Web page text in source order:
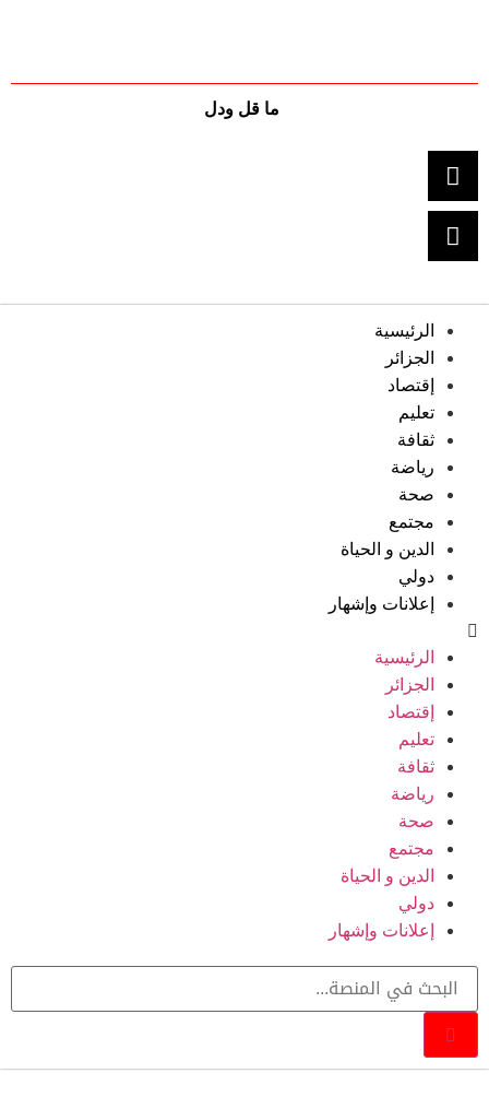
ما قل ودل
الرئيسية
الجزائر
إقتصاد
تعليم
ثقافة
رياضة
صحة
مجتمع
الدين و الحياة
دولي
إعلانات وإشهار
الرئيسية
الجزائر
إقتصاد
تعليم
ثقافة
رياضة
صحة
مجتمع
الدين و الحياة
دولي
إعلانات وإشهار